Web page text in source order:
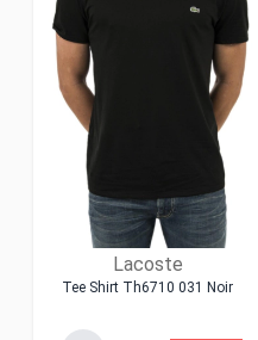
Lacoste
Tee Shirt Th6710 031 Noir